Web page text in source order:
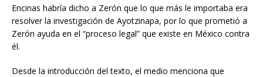
Encinas habría dicho a Zerón que lo que más le importaba era
resolver la investigación de Ayotzinapa, por lo que prometió a
Zerón ayuda en el “proceso legal” que existe en México contra
él.
Desde la introducción del texto, el medio menciona que